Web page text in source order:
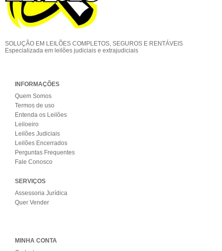
SOLUÇÃO EM LEILÕES COMPLETOS, SEGUROS E RENTÁVEIS
Especializada em leilões judiciais e extrajudiciais
INFORMAÇÕES
Quem Somos
Termos de uso
Entenda os Leilões
Leiloeiro
Leilões Judiciais
Leilões Encerrados
Perguntas Frequentes
Fale Conosco
SERVIÇOS
Assessoria Jurídica
Quer Vender
MINHA CONTA